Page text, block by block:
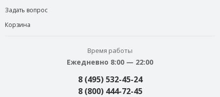
Задать вопрос
Корзина
Время работы
Ежедневно 8:00 — 22:00
8 (495) 532-45-24
8 (800) 444-72-45